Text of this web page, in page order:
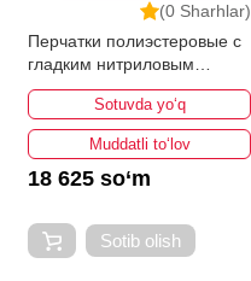
(0 Sharhlar)
Перчатки полиэстеровые с
гладким нитриловым
покрытием SGSplus
SGS7130Sotuvda yo‘q
Muddatli to‘lov
18 625 so‘m
Sotib olish